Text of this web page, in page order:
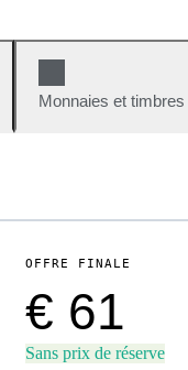
Monnaies et timbres
OFFRE FINALE
€ 61
Sans prix de réserve